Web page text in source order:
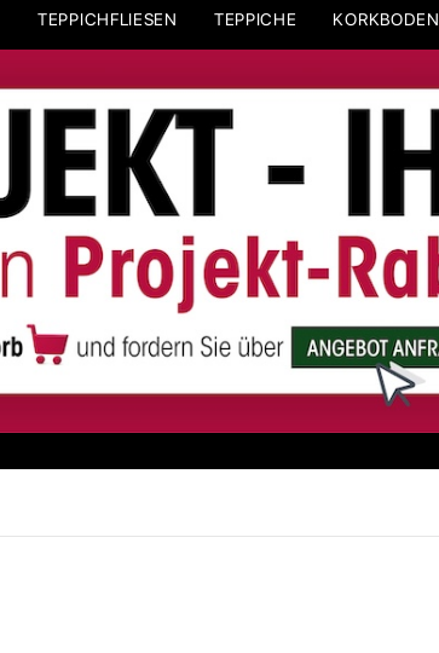
TEPPICHFLIESEN TEPPICHE KORKBODEN